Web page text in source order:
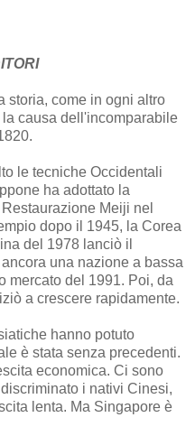
storia, come in ogni altro
causa dell'incomparabile
le tecniche Occidentali
ha adottato la
Meiji nel
dopo il 1945, la Corea
del 1978 lanciò il
una nazione a bassa
mercato del 1991. Poi, da
a crescere rapidamente.
hanno potuto
è stata senza precedenti.
economica. Ci sono
i nativi Cinesi,
lenta. Ma Singapore è